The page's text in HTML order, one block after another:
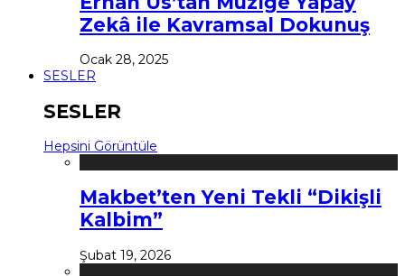
Zekâ ile Kavramsal Dokunuş
Ocak 28, 2025
SESLER
SESLER
Hepsini Görüntüle
Makbet’ten Yeni Tekli “Dikişli
Kalbim”
Şubat 19, 2026